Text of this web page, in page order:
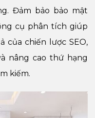
Đảm bảo bảo mật
cụ phân tích giúp
của chiến lược SEO,
nâng cao thứ hạng
kiếm.